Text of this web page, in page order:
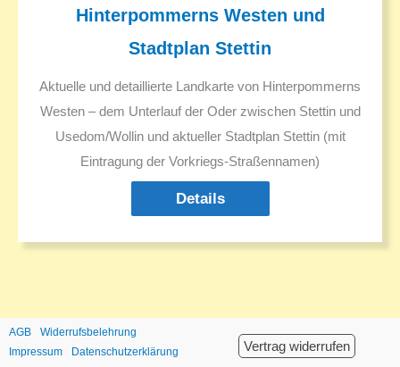
Hinterpommerns Westen und
Stadtplan Stettin
Aktuelle und detaillierte Landkarte von Hinterpommerns
Westen – dem Unterlauf der Oder zwischen Stettin und
Usedom/Wollin und aktueller Stadtplan Stettin (mit
Eintragung der Vorkriegs-Straßennamen)
Details
AGB
Widerrufsbelehrung
Impressum
Datenschutzerklärung Vertrag widerrufen